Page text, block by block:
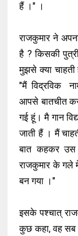
हैं ।" ।
राजकुमार ने
है ? किसकी
मुझसे क्या
"मैं विद्रविक
आपसे बातचीत
गई हूं। मै गान
जाती हैं । मैं
बात कहकर उस
राजकुमार के गले
बन गया ।"
इसके पश्चात्
कुछ कहा, वह सब